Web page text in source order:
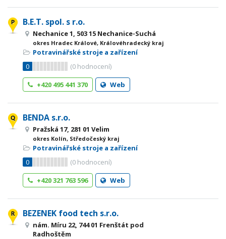
B.E.T. spol. s r.o.
Nechanice 1, 503 15 Nechanice-Suchá
okres Hradec Králové, Královéhradecký kraj
Potravinářské stroje a zařízení
0
(0 hodnocení)
+420 495 441 370
Web
BENDA s.r.o.
Pražská 17, 281 01 Velim
okres Kolín, Středočeský kraj
Potravinářské stroje a zařízení
0
(0 hodnocení)
+420 321 763 596
Web
BEZENEK food tech s.r.o.
nám. Míru 22, 744 01 Frenštát pod
Radhoštěm